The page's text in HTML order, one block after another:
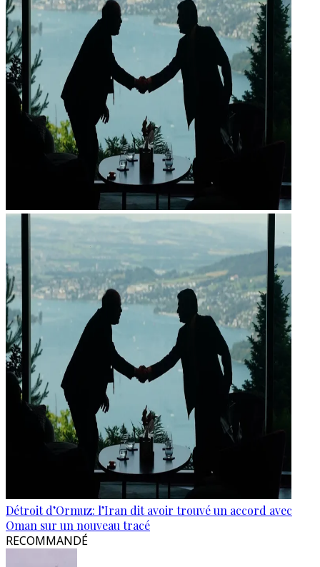
Détroit d’Ormuz: l’Iran dit avoir trouvé un accord avec
Oman sur un nouveau tracé
RECOMMANDÉ